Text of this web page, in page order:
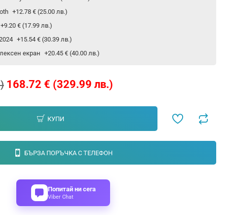
168.72 € (329.99 лв.)
+12.78 € (25.00 лв.)
+9.20 € (17.99 лв.)
+15.54 € (30.39 лв.)
екран +20.45 € (40.00 лв.)
КУПИ
БЪРЗА ПОРЪЧКА С ТЕЛЕФОН
Попитай ни сега
Viber Chat